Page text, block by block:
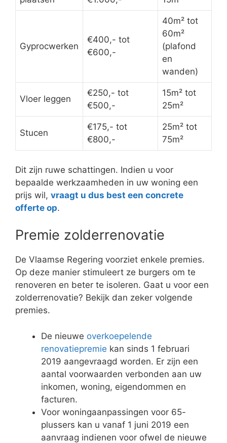
Gyprocwerken
€400,- tot
€600,-
40m² tot
60m²
(plafond
en
wanden)
Vloer leggen
€250,- tot
€500,-
15m² tot
25m²
Stucen
€175,- tot
€800,-
25m² tot
75m²
Dit zijn ruwe schattingen. Indien u voor
bepaalde werkzaamheden in uw woning een
prijs wil, vraagt u dus best een concrete
offerte op.
Premie zolderrenovatie
De Vlaamse Regering voorziet enkele premies.
Op deze manier stimuleert ze burgers om te
renoveren en beter te isoleren. Gaat u voor een
zolderrenovatie? Bekijk dan zeker volgende
premies.
De nieuwe overkoepelende
renovatiepremie kan sinds 1 februari
2019 aangevraagd worden. Er zijn een
aantal voorwaarden verbonden aan uw
inkomen, woning, eigendommen en
facturen.
Voor woningaanpassingen voor 65-
plussers kan u vanaf 1 juni 2019 een
aanvraag indienen voor ofwel de nieuwe